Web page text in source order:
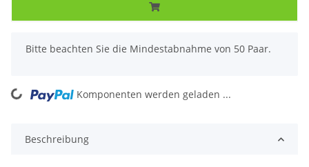
x
Bitte beachten Sie die Mindestabnahme von 50 Paar.
Komponenten werden geladen ...
Beschreibung